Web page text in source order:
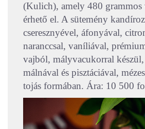
(Kulich), amely 480 grammos
érhető el. A sütemény
cseresznyével, áfonyával,
naranccsal, vaníliával,
vajból, mályvacukorral
málnával és pisztáciával,
tojás formában. Ára: 10 500